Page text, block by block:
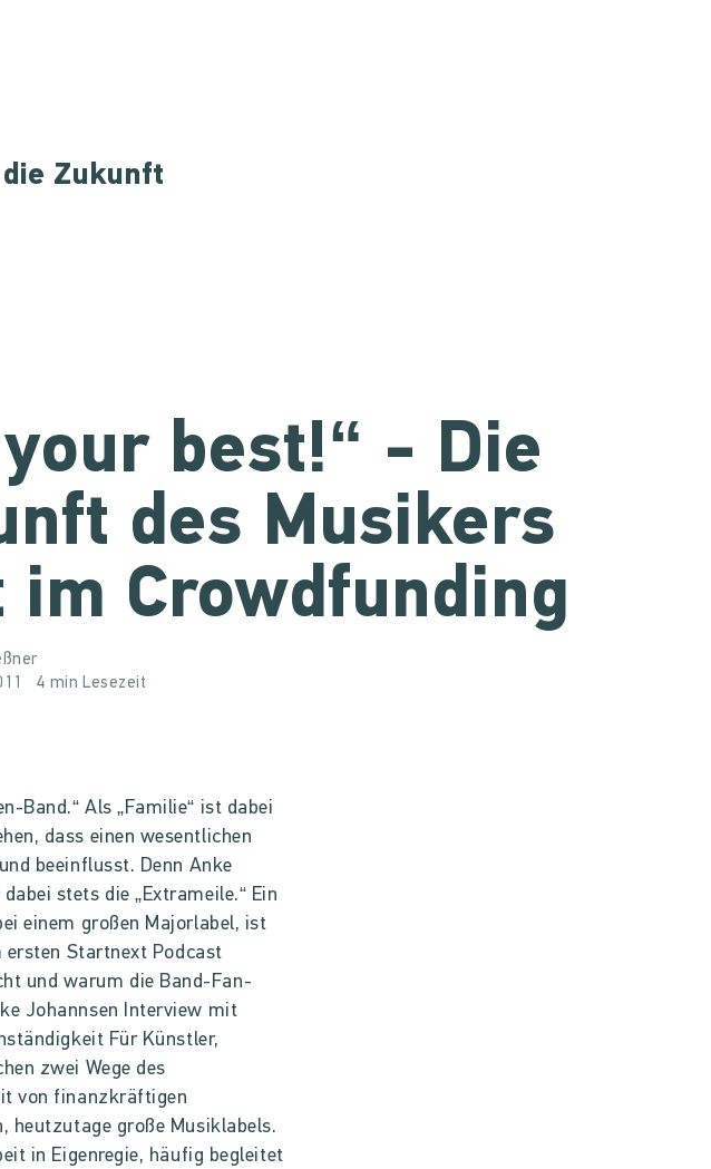
Zukunft
your best!“ - Die
des Musikers
im Crowdfunding
4 min Lesezeit
Band.“ Als „Familie“ ist dabei
dass einen wesentlichen
beeinflusst. Denn Anke
stets die „Extrameile.“ Ein
einem großen Majorlabel, ist
ersten Startnext Podcast
und warum die Band-Fan-
Johannsen Interview mit
Für Künstler,
zwei Wege des
von finanzkräftigen
heutzutage große Musiklabels.
in Eigenregie, häufig begleitet